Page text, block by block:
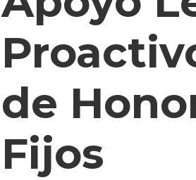
de
Fijos